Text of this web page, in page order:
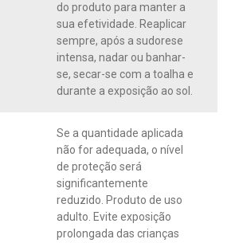
do produto para manter a
sua efetividade. Reaplicar
sempre, após a sudorese
intensa, nadar ou banhar-
se, secar-se com a toalha e
durante a exposição ao sol.
Se a quantidade aplicada
não for adequada, o nível
de proteção será
significantemente
reduzido. Produto de uso
adulto. Evite exposição
prolongada das crianças